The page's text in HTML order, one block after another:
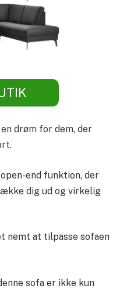
drøm for dem, der
end funktion, der
dig ud og virkelig
nemt at tilpasse sofaen
sofa er ikke kun